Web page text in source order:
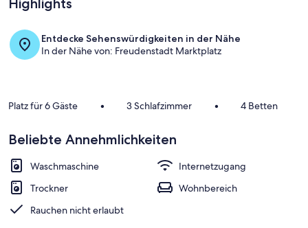
Innenbereich
Highlights
Entdecke Sehenswürdigkeiten in der Nähe
In der Nähe von: Freudenstadt Marktplatz
Platz für 6 Gäste • 3 Schlafzimmer • 4 Betten
Beliebte Annehmlichkeiten
Waschmaschine
Internetzugang
Trockner
Wohnbereich
Rauchen nicht erlaubt